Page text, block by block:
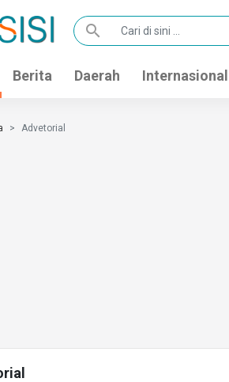
search
Berita Daerah Internasional
Advetorial